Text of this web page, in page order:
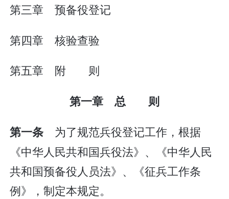
第三章 预备役登记
第四章 核验查验
第五章 附 则
第一章 总 则
第一条 为了规范兵役登记工作，根据
《中华人民共和国兵役法》、《中华人民
共和国预备役人员法》、《征兵工作条
例》，制定本规定。